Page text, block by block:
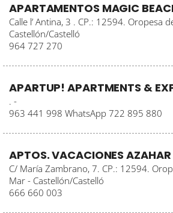
APARTAMENTOS MAGIC
Calle l’ Antina, 3 . CP.: 12594. Oropesa
Castellón/Castelló
964 727 270
APARTUP! APARTMENTS &
. -
963 441 998 WhatsApp 722 895 880
APTOS. VACACIONES AZAHAR
C/ María Zambrano, 7. CP.: 12594.
Mar - Castellón/Castelló
666 660 003